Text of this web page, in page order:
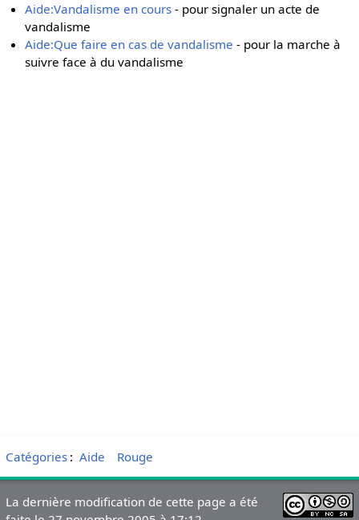
Aide:Vandalisme en cours - pour signaler un acte de
vandalisme
Aide:Que faire en cas de vandalisme - pour la marche à
suivre face à du vandalisme
Catégories: Aide Rouge
La dernière modification de cette page a été